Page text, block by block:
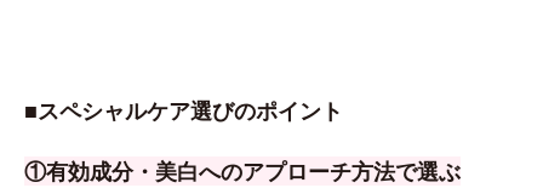
■スペシャルケア選びのポイント
①有効成分・美白へのアプローチ方法で選ぶ